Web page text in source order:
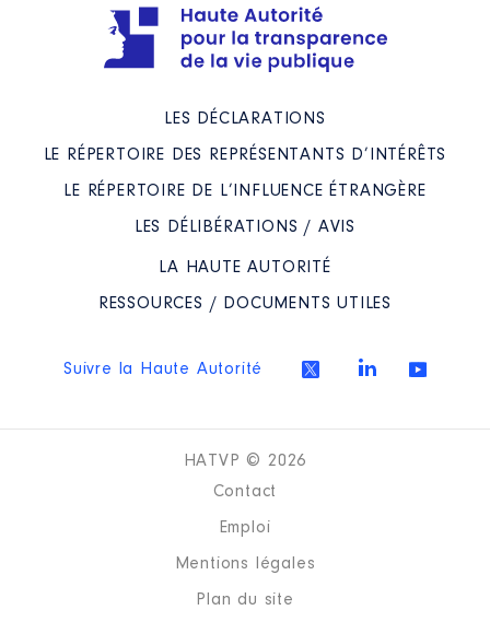
LES DÉCLARATIONS
LE RÉPERTOIRE DES REPRÉSENTANTS D’INTÉRÊTS
LE RÉPERTOIRE DE L’INFLUENCE ÉTRANGÈRE
LES DÉLIBÉRATIONS / AVIS
LA HAUTE AUTORITÉ
RESSOURCES / DOCUMENTS UTILES
Suivre la Haute Autorité
HATVP © 2026
Contact
Emploi
Mentions légales
Plan du site